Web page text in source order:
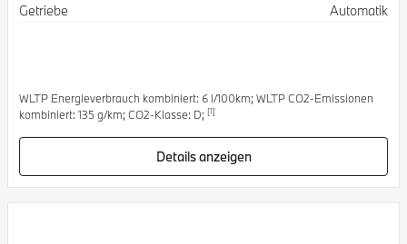
Getriebe
Automatik
WLTP Energieverbrauch kombiniert: 6 l/100km; WLTP CO2-Emissionen
kombiniert: 135 g/km; CO2-Klasse: D; [1]
Details anzeigen